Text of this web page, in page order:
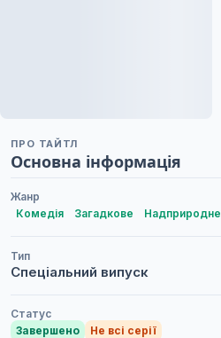
ПРО ТАЙТЛ
Основна інформація
Жанр
Комедія
Загадкове Надприродне
Тип
Спеціальний випуск
Статус
Завершено
Не всі серії